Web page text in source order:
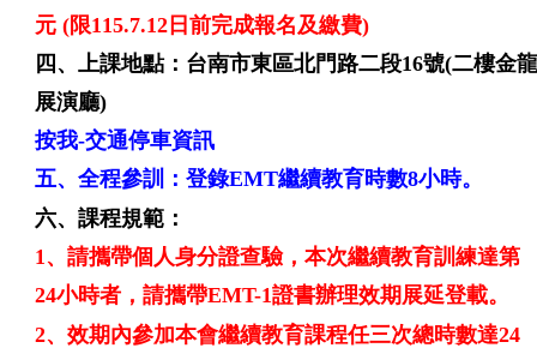
元 (限115.7.12日前完成報名及繳費)
四、上課地點：台南市東區北門路二段16號(二樓金
展演廳)
按我-交通停車資訊
五、全程參訓：登錄EMT繼續教育時數8小時。
六、課程規範：
1、請攜帶個人身分證查驗，本次繼續教育訓練達第
24小時者，請攜帶EMT-1證書辦理效期展延登載。
2、效期內參加本會繼續教育課程任三次總時數達24